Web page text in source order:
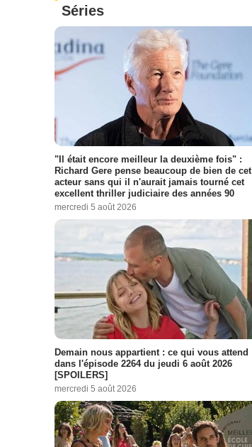
Séries
"Il était encore meilleur la deuxième fois" :
Richard Gere pense beaucoup de bien de cet
acteur sans qui il n'aurait jamais tourné cet
excellent thriller judiciaire des années 90
mercredi 5 août 2026
Demain nous appartient : ce qui vous attend
dans l'épisode 2264 du jeudi 6 août 2026
[SPOILERS]
mercredi 5 août 2026